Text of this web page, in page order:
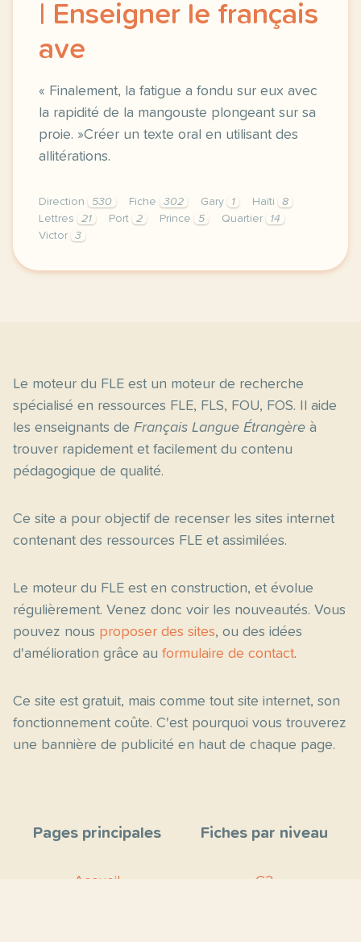
| Enseigner le français
ave
« Finalement, la fatigue a fondu sur eux avec
la rapidité de la mangouste plongeant sur sa
proie. »Créer un texte oral en utilisant des
allitérations.
Direction 530 Fiche 302 Gary 1 Haïti
8
Lettres
21 Port 2 Prince 5 Quartier
14
Victor
3
didomi host didomi components button cursor
Le moteur du FLE est un moteur de recherche
spécialisé en ressources FLE, FLS, FOU, FOS. Il aide
les enseignants de Français Langue Étrangère à
trouver rapidement et facilement du contenu
pédagogique de qualité.
Ce site a pour objectif de recenser les sites internet
contenant des ressources FLE et assimilées.
Le moteur du FLE est en construction, et évolue
régulièrement. Venez donc voir les nouveautés. Vous
pouvez nous proposer des sites, ou des idées
d'amélioration grâce au formulaire de contact.
Ce site est gratuit, mais comme tout site internet, son
fonctionnement coûte. C'est pourquoi vous trouverez
une bannière de publicité en haut de chaque page.
Pages principales
Accueil
Fiches par niveau
C2